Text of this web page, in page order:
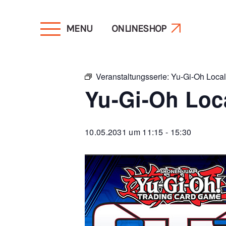
MENU
ONLINESHOP
Veranstaltungsserie: Yu-Gi-Oh
Yu-Gi-Oh
10.05.2031 um 11:15 - 15:30